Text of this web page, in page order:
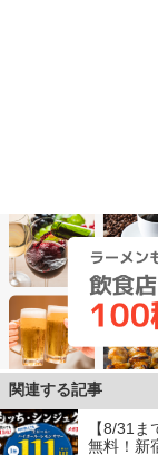
関連する記事
【8/31
無料！新